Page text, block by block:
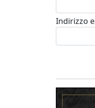
Indirizzo